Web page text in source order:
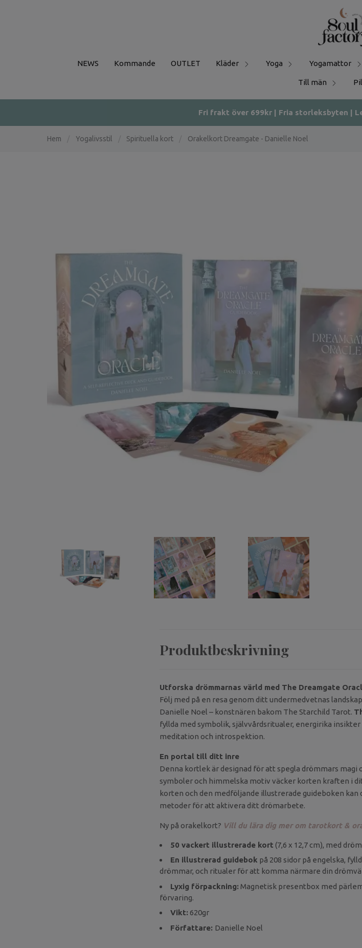
NEWS Kommande OUTLET Kläder Yoga Yogamattor
Till män
Fri frakt över 699kr | Fria storleksbyten |
Hem Yogalivsstil Spirituella kort Orakelkort Dreamgate - Danielle Noel
Produktbeskrivning
Utforska drömmarnas värld med The Dreamgate
Följ med på en resa genom ditt undermedvetnas
Danielle Noel – konstnären bakom The Starchild Tarot.
fyllda med symbolik, självvårdsritualer, energirika
meditation och introspektion.
En portal till ditt inre
Denna kortlek är designad för att spegla drömmars magi
symboler och himmelska motiv väcker korten kraften i
korten och den medföljande illustrerade guideboken
metoder för att aktivera ditt drömarbete.
Ny på orakelkort? Vill du lära dig mer om tarotkort &
50 vackert illustrerade kort (7,6 x 12,7 cm), med
En illustrerad guidebok på 208 sidor på engelska,
drömmar, och ritualer för att komma närmare din
Lyxig förpackning: Magnetisk presentbox med
förvaring.
Vikt: 620gr
Författare: Danielle Noel